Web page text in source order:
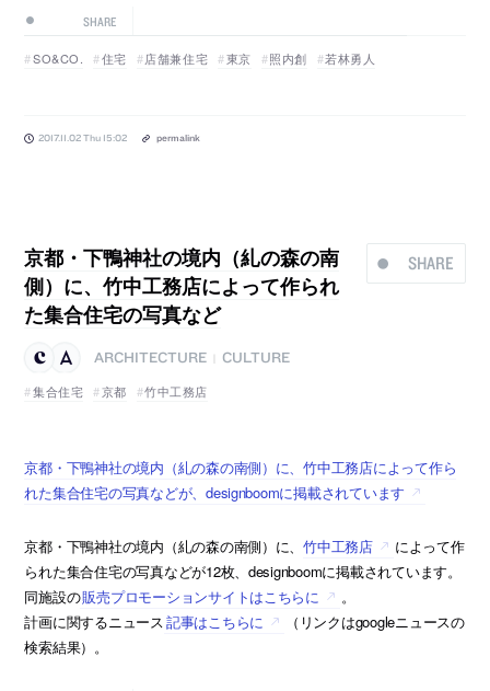
SHARE
SO&CO. 住宅 店舗兼住宅 東京 照内創 若林勇人
2017.11.02 Thu 15:02 permalink
SHARE
京都・下鴨神社の境内（糺の森の南
側）に、竹中工務店によって作られ
た集合住宅の写真など
ARCHITECTURE
CULTURE
集合住宅
京都 竹中工務店
京都・下鴨神社の境内（糺の森の南側）に、竹中工務店によって作ら
れた集合住宅の写真などが、designboomに掲載されています
京都・下鴨神社の境内（糺の森の南側）に、竹中工務店
によって作
られた集合住宅の写真などが12枚、designboomに掲載されています。
同施設の販売プロモーションサイトはこちらに
。
計画に関するニュース記事はこちらに
（リンクはgoogleニュースの
検索結果）。